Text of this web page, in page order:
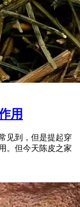
用
见到，但是提起穿
。但今天陈皮之家